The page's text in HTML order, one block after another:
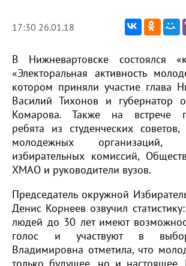
17:30 26.01.18
В Нижневартовске состоялся
«Электоральная активность
котором приняли участие глава
Василий Тихонов и губернатор
Комарова. Также на встрече
ребята из студенческих
молодежных организаций,
избирательных комиссий,
ХМАО и руководители вузов.
Председатель окружной
Денис Корнеев озвучил
людей до 30 лет имеют
голос и участвуют в
Владимировна отметила, что